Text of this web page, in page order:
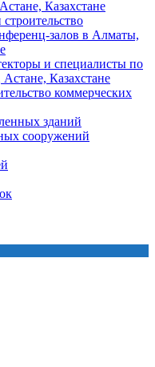
Казахстане
залов в Алматы,
и специалисты по
Казахстане
коммерческих
зданий
сооружений